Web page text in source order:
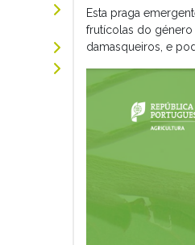
Esta praga
frutícolas do género
damasqueiros, e